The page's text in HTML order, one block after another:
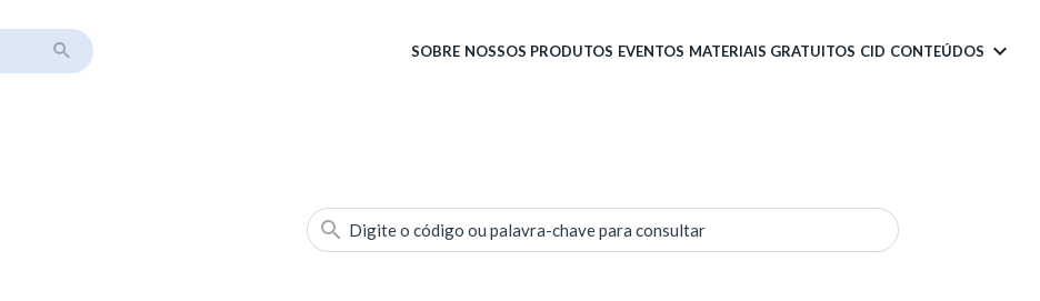
SOBRE NOSSOS PRODUTOS EVENTOS MATERIAIS GRATUITOS CID CONTEÚDOS
Digite o código ou palavra-chave para consultar